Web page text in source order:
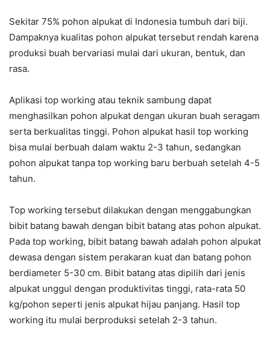
Sekitar 75% pohon alpukat di Indonesia tumbuh dari biji.
Dampaknya kualitas pohon alpukat tersebut rendah karena
produksi buah bervariasi mulai dari ukuran, bentuk, dan
rasa.
Aplikasi top working atau teknik sambung dapat
menghasilkan pohon alpukat dengan ukuran buah seragam
serta berkualitas tinggi. Pohon alpukat hasil top working
bisa mulai berbuah dalam waktu 2-3 tahun, sedangkan
pohon alpukat tanpa top working baru berbuah setelah 4-5
tahun.
Top working tersebut dilakukan dengan menggabungkan
bibit batang bawah dengan bibit batang atas pohon alpukat.
Pada top working, bibit batang bawah adalah pohon alpukat
dewasa dengan sistem perakaran kuat dan batang pohon
berdiameter 5-30 cm. Bibit batang atas dipilih dari jenis
alpukat unggul dengan produktivitas tinggi, rata-rata 50
kg/pohon seperti jenis alpukat hijau panjang. Hasil top
working itu mulai berproduksi setelah 2-3 tahun.